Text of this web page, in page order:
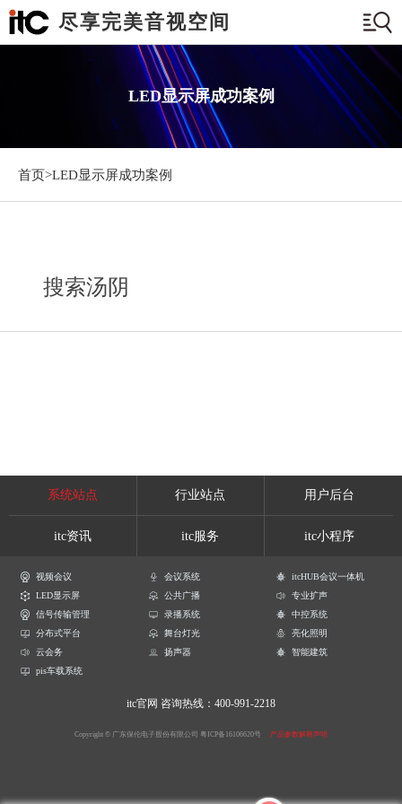
尽享完美音视空间
LED显示屏成功案例
首页>LED显示屏成功案例
搜索汤阴
系统站点 行业站点 用户后台
itc资讯 itc服务 itc小程序
视频会议 会议系统
itcHUB会议一体机
LED显示屏
公共广播
专业扩声
信号传输管理
录播系统
中控系统
分布式平台
舞台灯光
亮化照明
云会务
扬声器
智能建筑
pis车载系统
itc官网 咨询热线：400-991-2218
Copyright © 广东保伦电子股份有限公司 粤ICP备16106620号 产品参数解释声明